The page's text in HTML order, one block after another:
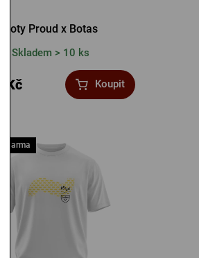
Boty Proud x Botas
Skladem > 10 ks
Kč Koupit
zdarma